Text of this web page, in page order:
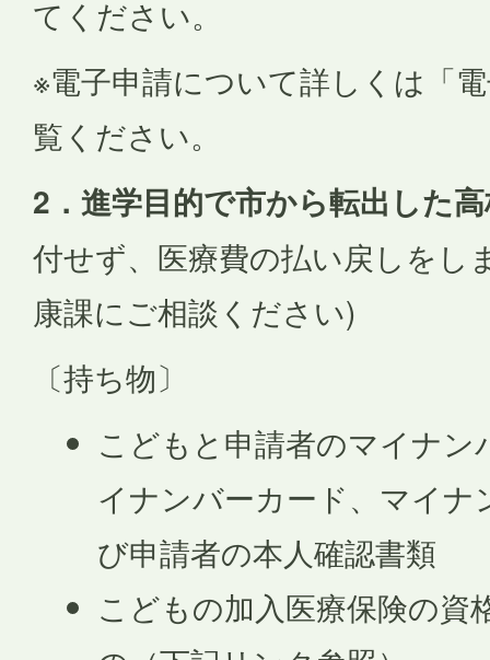
てください。
※電子申請について詳しくは「
覧ください。
2．進学目的で市から転出した
付せず、医療費の払い戻しをし
康課にご相談ください)
〔持ち物〕
こどもと申請者のマイナ
イナンバーカード、マイナ
び申請者の本人確認書類
こどもの加入医療保険の資